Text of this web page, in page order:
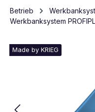
Betrieb
Werkbanksystem
Made by KRIEG